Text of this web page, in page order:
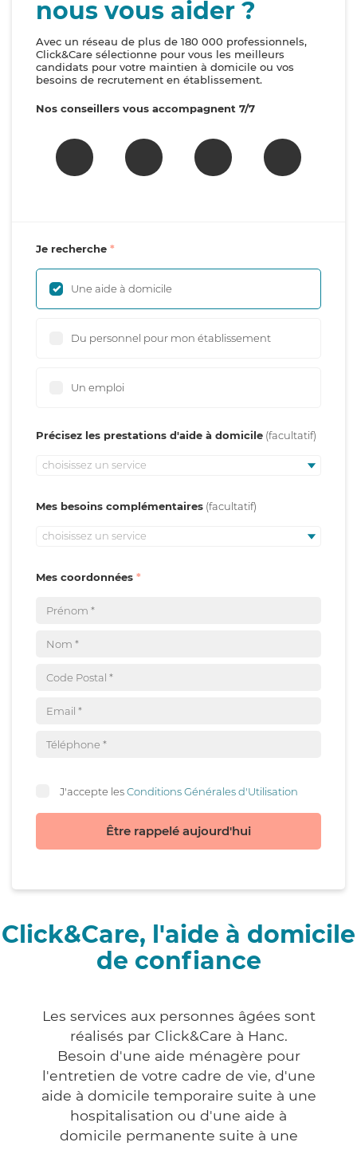
nous vous aider ?
Avec un réseau de plus de 180 000 professionnels,
Click&Care sélectionne pour vous les meilleurs
candidats pour votre maintien à domicile ou vos
besoins de recrutement en établissement.
Nos conseillers vous accompagnent 7/7
Je recherche
Une aide à domicile
Du personnel pour mon établissement
Un emploi
Précisez les prestations d'aide à domicile
choisissez un service
Mes besoins complémentaires
choisissez un service
Mes coordonnées
J'accepte lesConditions Générales d'Utilisation
Être rappelé aujourd'hui
Click&Care, l'aide à domicile
de confiance
Les services aux personnes âgées sont
réalisés par Click&Care à Hanc.
Besoin d'une aide ménagère pour
l'entretien de votre cadre de vie, d'une
aide à domicile temporaire suite à une
hospitalisation ou d'une aide à
domicile permanente suite à une